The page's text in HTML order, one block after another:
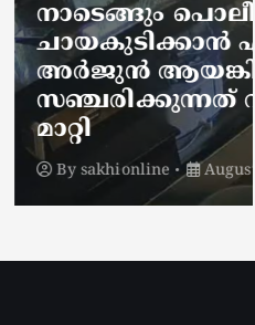
തിരയുന്നു,
വാഹനങ്ങൾ
8, 2026 5 views